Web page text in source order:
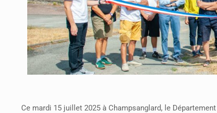
Ce mardi 15 juillet 2025 à Champsanglard, le